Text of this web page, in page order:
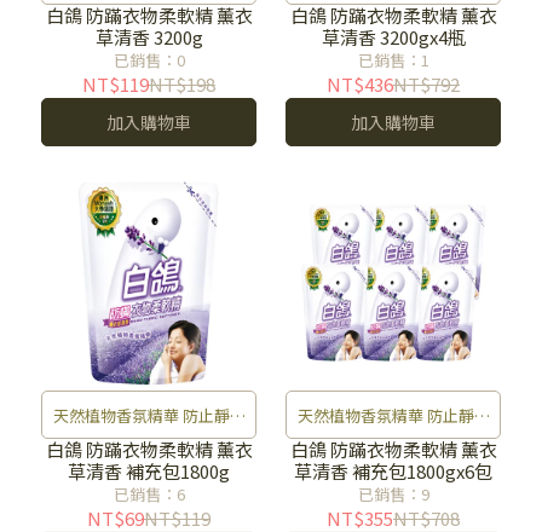
灰塵不沾染 防霉去味 衣物好
清香
白鴿 防蹣衣物柔軟精 薰衣
草清香 3200g
已銷售：0
NT$119NT$198
加入購物車
灰塵不沾染 防霉去味 衣物好
清香
白鴿 防蹣衣物柔軟精 薰衣
草清香 3200gx4瓶
已銷售：1
NT$436NT$792
加入購物車
天然植物香氛精華 防止靜電
灰塵不沾染 防霉去味 衣物好
清香
白鴿 防蹣衣物柔軟精 薰衣
草清香 補充包1800g
已銷售：6
NT$69NT$119
天然植物香氛精華 防止靜電
灰塵不沾染 防霉去味 衣物好
清香
白鴿 防蹣衣物柔軟精 薰衣
草清香 補充包1800gx6包
已銷售：9
NT$355NT$708